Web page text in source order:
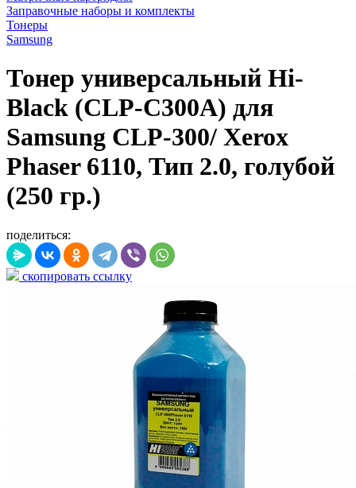
Заправочные наборы и комплекты
Тонеры
Samsung
Тонер универсальный Hi-
Black (CLP-C300A) для
Samsung CLP-300/ Xerox
Phaser 6110, Тип 2.0, голубой
(250 гр.)
поделиться:
скопировать ссылку